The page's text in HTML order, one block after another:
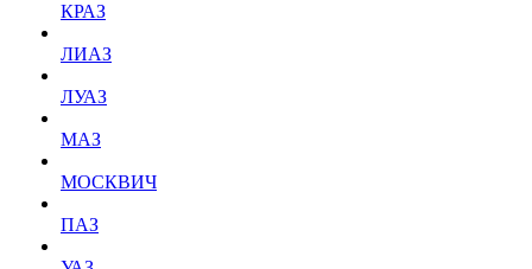
КРАЗ
ЛИАЗ
ЛУАЗ
МАЗ
МОСКВИЧ
ПАЗ